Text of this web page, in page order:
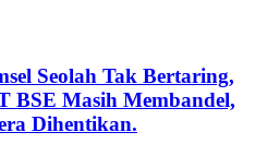
Seolah Tak Bertaring,
BSE Masih Membandel,
Dihentikan.